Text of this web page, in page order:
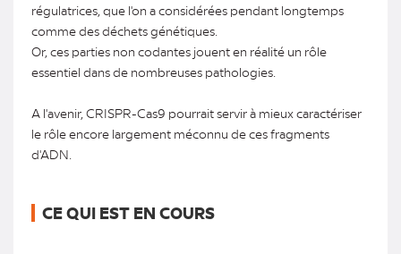
régulatrices, que l'on a considérées pendant longtemps
comme des déchets génétiques.
Or, ces parties non codantes jouent en réalité un rôle
essentiel dans de nombreuses pathologies.
A l'avenir, CRISPR-Cas9 pourrait servir à mieux caractériser
le rôle encore largement méconnu de ces fragments
d'ADN.
CE QUI EST EN COURS